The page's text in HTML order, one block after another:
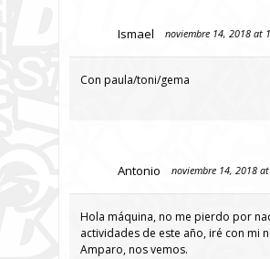
Ismael noviembre 14, 2018 at
Con paula/toni/gema
Antonio noviembre 14, 2018
Hola máquina, no me pierdo por
actividades de este año, iré con mi
Amparo, nos vemos.